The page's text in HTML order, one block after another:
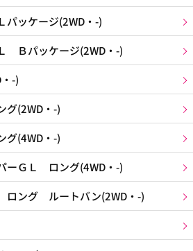
ッケージ(2WD・-)
Ｂパッケージ(2WD・-)
-)
(2WD・-)
(4WD・-)
ＧＬ ロング(4WD・-)
ング ルートバン(2WD・-)